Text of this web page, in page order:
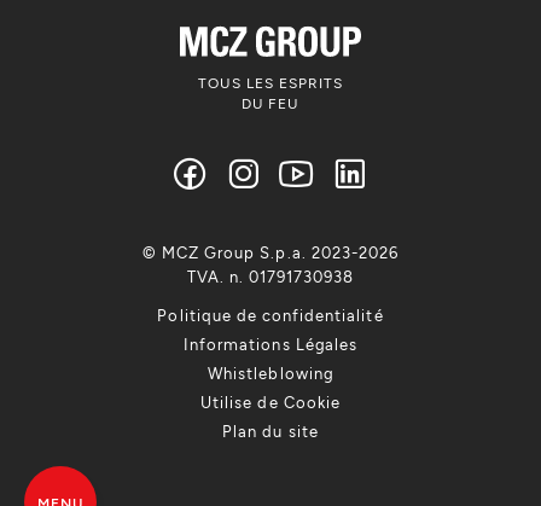
TOUS LES ESPRITS
DU FEU
Politique de confidentialité
Informations Légales
Whistleblowing
Utilise de Cookie
Plan du site
© MCZ Group S.p.a. 2023-2026
TVA. n. 01791730938
MENU